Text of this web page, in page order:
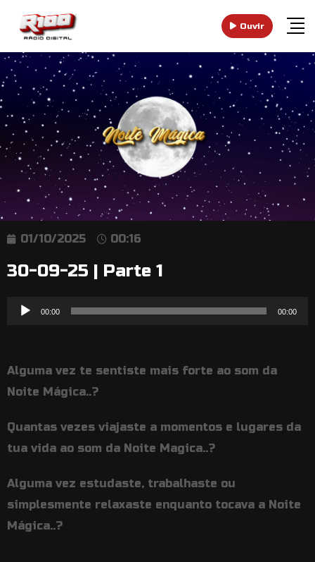
Ouvir
01/10/2025 00:16
30-09-25 | Parte 1
Reprodutor
00:00 00:00
Alguma vez te sentiste mais forte ao som da
Noite Mágica..?
Quantas vezes viajaste a momentos e lugares da
tua vida ao som da Noite Magica..?
Alguma vez estudaste, trabalhaste ou
simplesmente relaxaste enquanto tocava a Noite
Mágica..?